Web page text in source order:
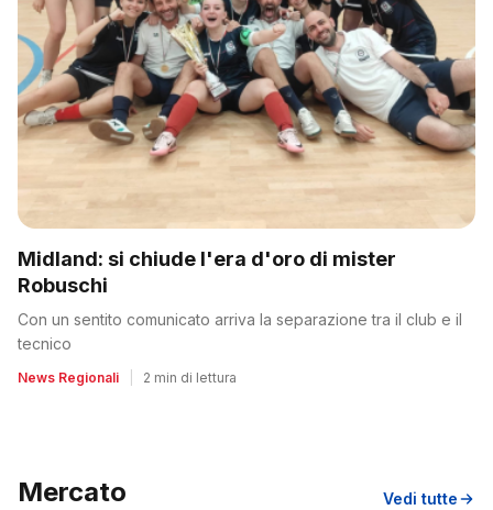
Midland: si chiude l'era d'oro di mister
Robuschi
Con un sentito comunicato arriva la separazione tra il club e il
tecnico
News Regionali 2 min di lettura
Mercato Vedi tutte